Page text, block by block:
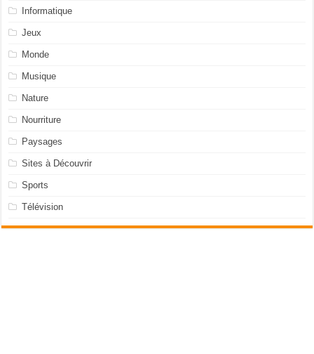
Informatique
Jeux
Monde
Musique
Nature
Nourriture
Paysages
Sites à Découvrir
Sports
Télévision